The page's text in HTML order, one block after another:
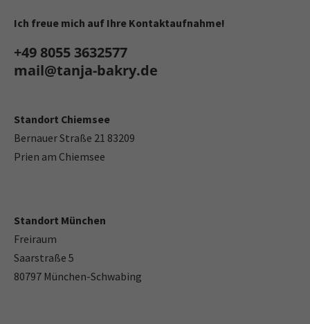
Ich freue mich auf Ihre Kontaktaufnahme!
+49 8055 3632577
mail@tanja-bakry.de
Standort Chiemsee
Bernauer Straße 21 83209
Prien am Chiemsee
Standort München
Freiraum
Saarstraße 5
80797 München-Schwabing